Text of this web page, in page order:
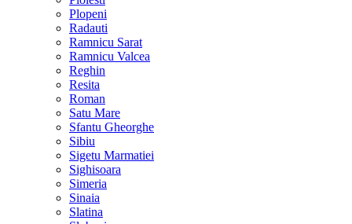
Plopeni
Radauti
Ramnicu Sarat
Ramnicu Valcea
Reghin
Resita
Roman
Satu Mare
Sfantu Gheorghe
Sibiu
Sigetu Marmatiei
Sighisoara
Simeria
Sinaia
Slatina